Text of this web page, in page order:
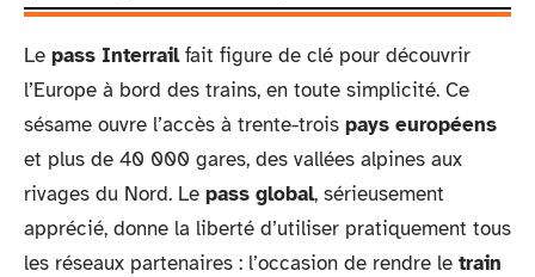
Le pass Interrailfait figure de clé pour découvrir
l’Europe à bord des trains, en toute simplicité. Ce
sésame ouvre l’accès à trente-trois pays européens
et plus de 40 000 gares, des vallées alpines aux
rivages du Nord. Le pass global, sérieusement
apprécié, donne la liberté d’utiliser pratiquement tous
les réseaux partenaires : l’occasion de rendre le train